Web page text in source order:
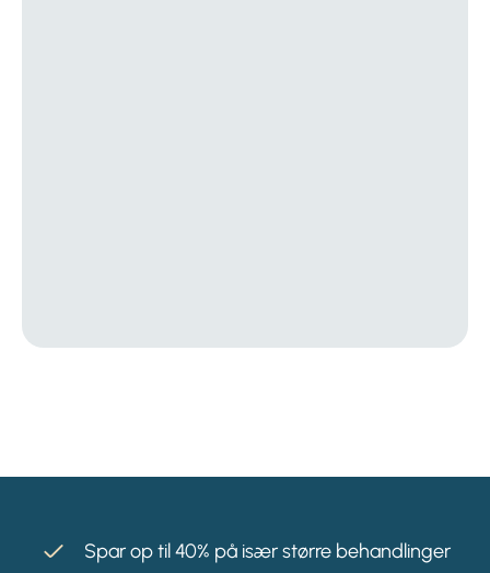
Spar op til 40% på især større behandlinger